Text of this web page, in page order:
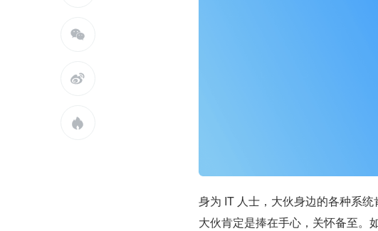



身为 IT 人士，大伙身边的各种系
大伙肯定是捧在手心，关怀备至。